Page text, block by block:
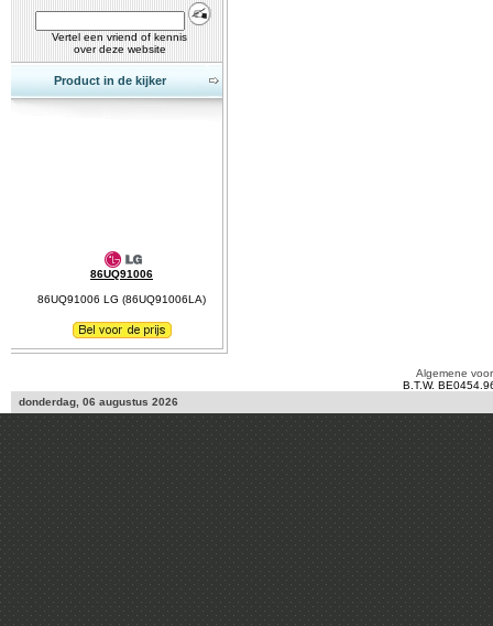
Vertel een vriend of kennis
over deze website
Product in de kijker
86UQ91006
86UQ91006 LG (86UQ91006LA)
Algemene
B.T.W.
donderdag, 06 augustus 2026